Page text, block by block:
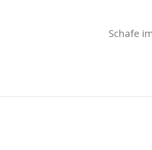
Schafe